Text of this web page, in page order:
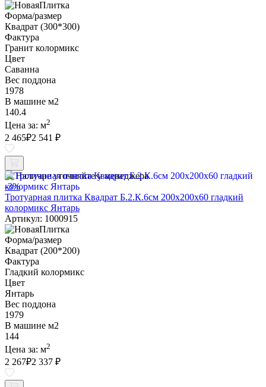
Форма/размер
Квадрат (300*300)
Фактура
Гранит колормикс
Цвет
Саванна
Вес поддона
1978
В машине м2
140.4
Цена за: м2
2 465₽2 541 ₽
Наличие уточняйте у менеджера
-3%
Тротуарная плитка Квадрат Б.2.К.6см 200х200х60 гладкий
колормикс Янтарь
Артикул: 1000915
Форма/размер
Квадрат (200*200)
Фактура
Гладкий колормикс
Цвет
Янтарь
Вес поддона
1979
В машине м2
144
Цена за: м2
2 267₽2 337 ₽